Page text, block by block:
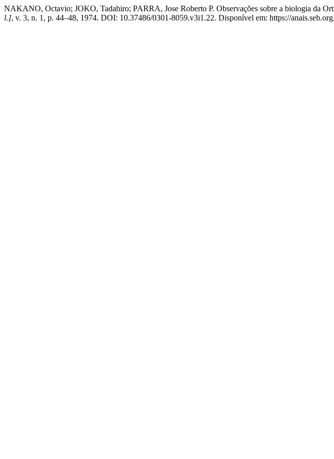
NAKANO, Octavio; JOKO, Tadahiro; PARRA, Jose Roberto P. Observações sobre a biologia da
l.], v. 3, n. 1, p. 44–48, 1974. DOI: 10.37486/0301-8059.v3i1.22. Disponível em: https://